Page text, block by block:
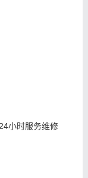
小时服务维修